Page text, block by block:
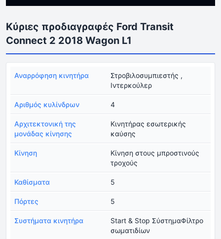
Κύριες προδιαγραφές Ford Transit
Connect 2 2018 Wagon L1
Αναρρόφηση κινητήρα
Στροβιλοσυμπιεστής ,
Ιντερκούλερ
Αριθμός κυλίνδρων 4
Αρχιτεκτονική της
μονάδας κίνησης
Κινητήρας εσωτερικής
καύσης
Κίνηση
Κίνηση στους μπροστινούς
τροχούς
Καθίσματα 5
Πόρτες 5
Συστήματα κινητήρα
Start & Stop ΣύστημαΦίλτρο
σωματιδίων